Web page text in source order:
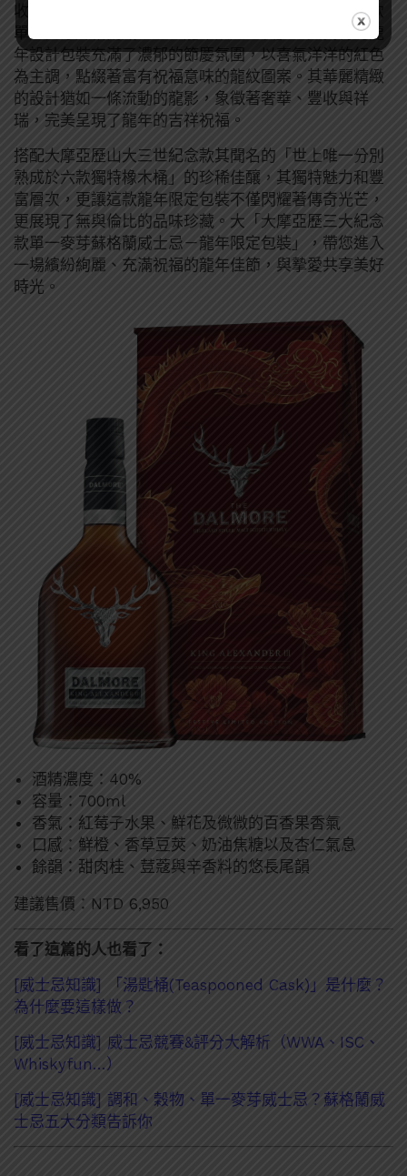
收與祝福的來臨，特別呈現這款「大摩亞歷三大紀念款
單一麥芽蘇格蘭威士忌－龍年限定包裝」，其獨特的龍
年設計包裝充滿了濃郁的節慶氛圍，以喜氣洋洋的紅色
為主調，點綴著富有祝福意味的龍紋圖案。其華麗精緻
的設計猶如一條流動的龍影，象徵著奢華、豐收與祥
瑞，完美呈現了龍年的吉祥祝福。
搭配大摩亞歷山大三世紀念款其聞名的「世上唯一分別
熟成於六款獨特橡木桶」的珍稀佳釀，其獨特魅力和豐
富層次，更讓這款龍年限定包裝不僅閃耀著傳奇光芒，
更展現了無與倫比的品味珍藏。大「大摩亞歷三大紀念
款單一麥芽蘇格蘭威士忌－龍年限定包裝」，帶您進入
一場繽紛絢麗、充滿祝福的龍年佳節，與摯愛共享美好
時光。
酒精濃度：40%
容量：700ml
香氣：紅莓子水果、鮮花及微微的百香果香氣
口感：鮮橙、香草豆莢、奶油焦糖以及杏仁氣息
餘韻：甜肉桂、荳蔻與辛香料的悠長尾韻
建議售價：NTD 6,950
看了這篇的人也看了：
[威士忌知識] 「湯匙桶(Teaspooned Cask)」是什麼？
為什麼要這樣做？
[威士忌知識] 威士忌競賽&評分大解析（WWA、ISC、
Whiskyfun…）
[威士忌知識] 調和、穀物、單一麥芽威士忌？蘇格蘭威
士忌五大分類告訴你